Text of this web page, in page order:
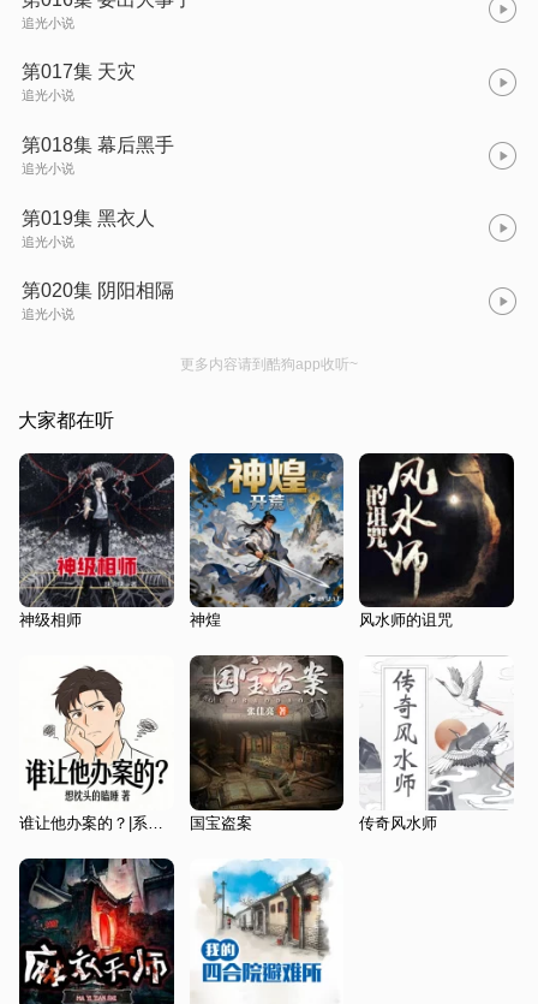
追光小说
第017集 天灾
追光小说
第018集 幕后黑手
追光小说
第019集 黑衣人
追光小说
第020集 阴阳相隔
追光小说
更多内容请到酷狗app收听~
大家都在听
神级相师 神煌 风水师的诅咒
国宝盗案 传奇风水师